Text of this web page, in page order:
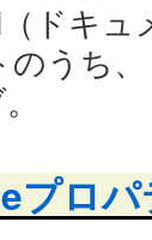
ドキ
のうち
プロパ